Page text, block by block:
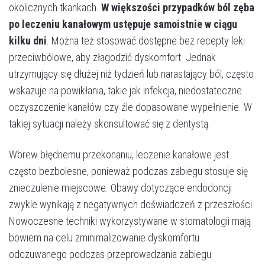
okolicznych tkankach. W większości przypadków ból zęba
po leczeniu kanałowym ustępuje samoistnie w ciągu
kilku dni . Można też stosować dostępne bez recepty leki
przeciwbólowe, aby złagodzić dyskomfort. Jednak
utrzymujący się dłużej niż tydzień lub narastający ból, często
wskazuje na powikłania, takie jak infekcja, niedostateczne
oczyszczenie kanałów czy źle dopasowane wypełnienie. W
takiej sytuacji należy skonsultować się z dentystą.
Wbrew błędnemu przekonaniu, leczenie kanałowe jest
często bezbolesne, ponieważ podczas zabiegu stosuje się
znieczulenie miejscowe. Obawy dotyczące endodoncji
zwykle wynikają z negatywnych doświadczeń z przeszłości.
Nowoczesne techniki wykorzystywane w stomatologii mają
bowiem na celu zminimalizowanie dyskomfortu
odczuwanego podczas przeprowadzania zabiegu.
Umów wizytę